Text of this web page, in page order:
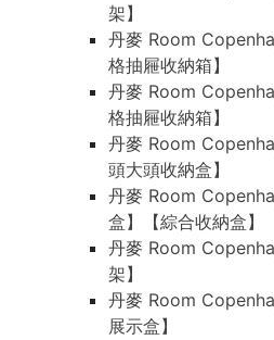
架】
丹麥 Room
格抽屜收納箱】
丹麥 Room
格抽屜收納箱】
丹麥 Room
頭大頭收納盒】
丹麥 Room
盒】【綜合收納盒】
丹麥 Room
架】
丹麥 Room
展示盒】